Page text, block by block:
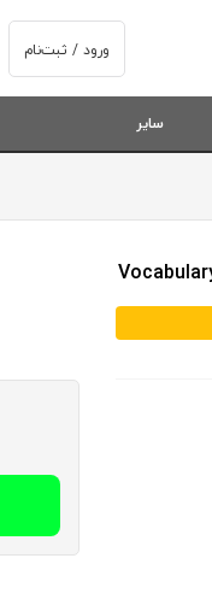
ورود / ثبت‌نام
سایر